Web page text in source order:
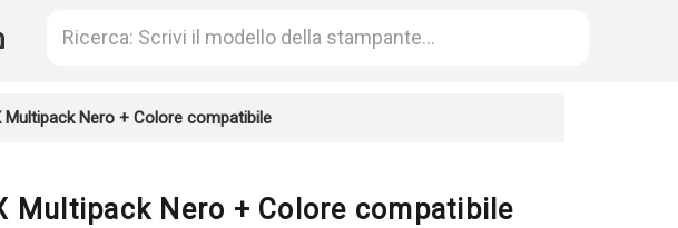
Multipack Nero + Colore compatibile
Multipack Nero + Colore compatibile